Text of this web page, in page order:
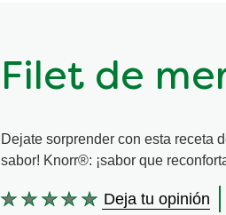
Filet de
Dejate sorprender con esta receta
sabor! Knorr®: ¡sabor que
No
Deja tu opinión